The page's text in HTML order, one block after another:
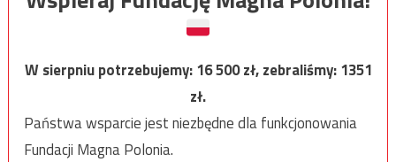
W sierpniu potrzebujemy:16 500zł, zebraliśmy:1351
zł.
Państwa wsparcie jest niezbędne dla funkcjonowania
Fundacji Magna Polonia.